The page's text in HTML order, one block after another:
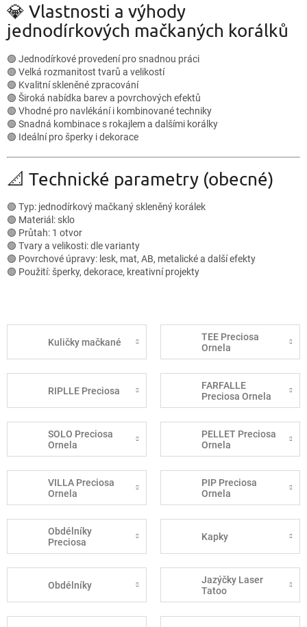
💎 Vlastnosti a výhody
jednodírkových mačkaných korálků
🟢 Jednodírkové provedení pro snadnou práci
🟢 Velká rozmanitost tvarů a velikostí
🟢 Kvalitní skleněné zpracování
🟢 Široká nabídka barev a povrchových efektů
🟢 Vhodné pro navlékání i kombinované techniky
🟢 Snadná kombinace s rokajlem a dalšími korálky
🟢 Ideální pro šperky i dekorace
📐 Technické parametry (obecné)
🟢 Typ: jednodírkový mačkaný skleněný korálek
🟢 Materiál: sklo
🟢 Průtah: 1 otvor
🟢 Tvary a velikosti: dle varianty
🟢 Povrchové úpravy: lesk, mat, AB, metalické a další efekty
🟢 Použití: šperky, dekorace, kreativní projekty
Kuličky mačkané
TEE Preciosa
Ornela
RIPLLE Preciosa
FARFALLE
Preciosa Ornela
SOLO Preciosa
Ornela
PELLET Preciosa
Ornela
VILLA Preciosa
Ornela
PIP Preciosa
Ornela
Obdélníky
Preciosa
Kapky
Obdélníky
Jazýčky Laser
Tatoo